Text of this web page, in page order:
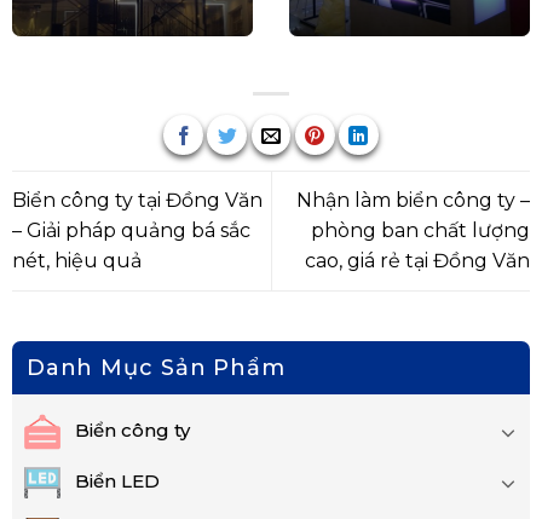
Biển công ty tại Đồng Văn
– Giải pháp quảng bá sắc
nét, hiệu quả
Nhận làm biển công ty –
phòng ban chất lượng
cao, giá rẻ tại Đồng Văn
Danh Mục Sản Phẩm
Biển công ty
Biển LED